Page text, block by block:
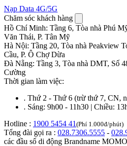
Nạp Data 4G/5G
Chăm sóc khách hàng
Hồ Chí Minh: Tầng 6, Tòa nhà Phú
Văn Thái, P. Tân Mỹ
Hà Nội: Tầng 20, Tòa nhà Peakview
Cầu, P. Ô Chợ Dừa
Đà Nẵng: Tầng 3, Tòa nhà DMT, Số
Cường
Thời gian làm việc:
. Thứ 2 - Thứ 6 (trừ thứ 7, CN,
. Sáng: 9h00 - 11h30 | Chiều:
Hotline : 1900 5454 41 (Phí 1.000đ/phút)
Tổng đài gọi ra : 028.7306.5555 -
các đầu số di động Brandname